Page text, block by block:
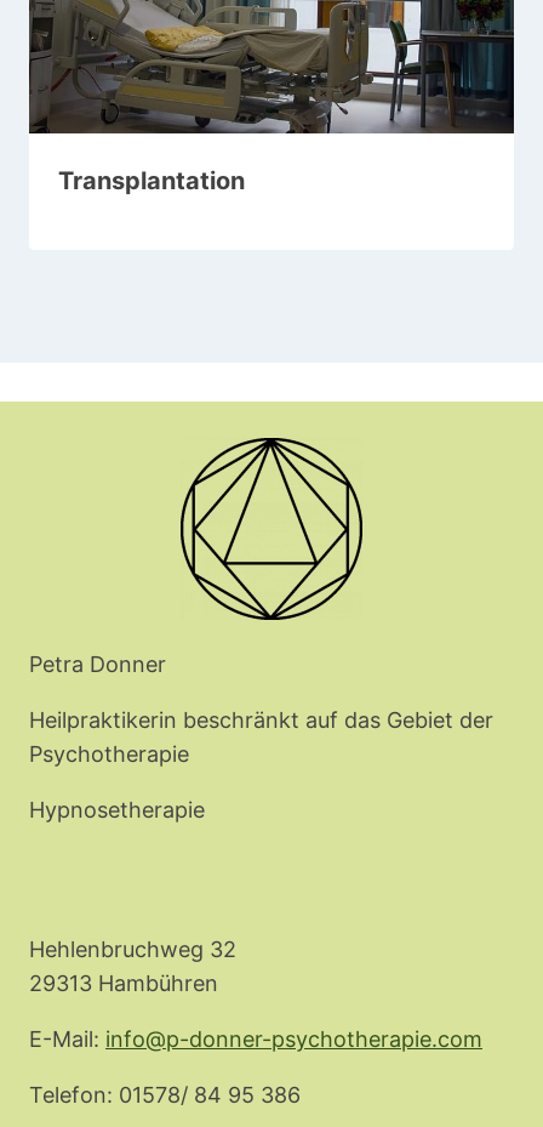
Transplantation
Petra Donner
Heilpraktikerin beschränkt auf das Gebiet der
Psychotherapie
Hypnosetherapie
Hehlenbruchweg 32
29313 Hambühren
E-Mail: info@p-donner-psychotherapie.com
Telefon: 01578/ 84 95 386